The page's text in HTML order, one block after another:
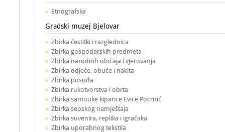
Etnografska
Gradski muzej Bjelovar
Zbirka čestitki i razglednica
Zbirka gospodarskih predmeta
Zbirka narodnih običaja i vjerovanja
Zbirka odjeće, obuće i nakita
Zbirka posuđa
Zbirka rukotvorstva i obrta
Zbirka samouke kiparice Evice Pocrnić
Zbirka seoskog namještaja
Zbirka suvenira, replika i igračaka
Zbirka uporabnog tekstila